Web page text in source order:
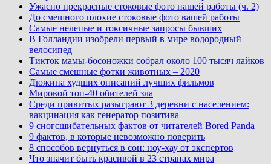
Ужасно прекрасные стоковые фото нашей работы (ч. 2)
До смешного плохие стоковые фото вашей работы
Самые нелепые и токсичные запросы бывших
В Голландии изобрели первый в мире водородный
велосипед
Тикток мамы-босоножки собрал около 100 тысяч лайков
Самые смешные фотки животных – 2020
Дюжина худших описаний лучших фильмов
Мировой топ-40 обителей зла
Среди привитых разыграют 3 деревни с населением:
вакцинация как генератор позитива
9 сногсшибательных фактов от читателей Bored Panda
9 фактов, в которые невозможно поверить
8 способов вернуться в сон: ноу-хау от экспертов
Что значит быть красивой в 23 странах мира